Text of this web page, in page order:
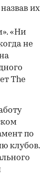
их
«Ни
не
The
по
клубов.